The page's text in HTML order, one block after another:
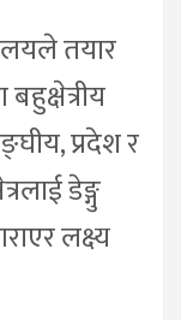
तयार
प्रदेश र
डेङ्गु
लक्ष्य